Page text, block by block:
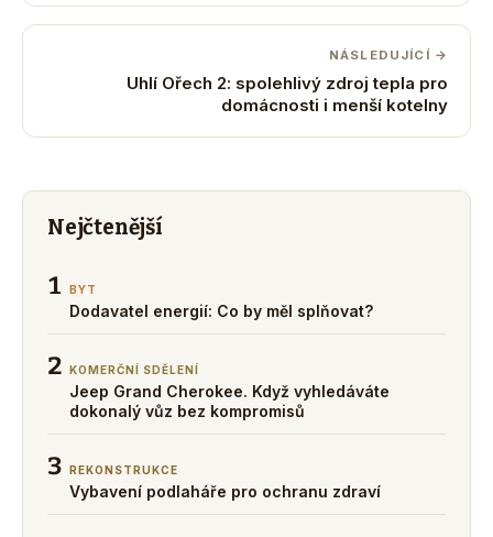
NÁSLEDUJÍCÍ →
Uhlí Ořech 2: spolehlivý zdroj tepla pro
domácnosti i menší kotelny
Nejčtenější
1 BYT
Dodavatel energií: Co by měl splňovat?
2 KOMERČNÍ SDĚLENÍ
Jeep Grand Cherokee. Když vyhledáváte
dokonalý vůz bez kompromisů
3 REKONSTRUKCE
Vybavení podlaháře pro ochranu zdraví